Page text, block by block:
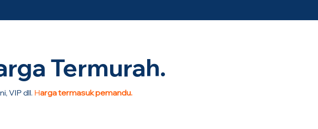
Termurah.
VIP dll. Harga termasuk pemandu.